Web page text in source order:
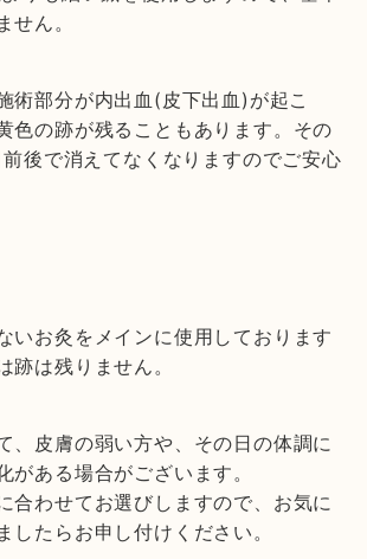
せん。
術部分が内出血(皮下出血)が起こ
色の跡が残ることもあります。その
後で消えてなくなりますのでご安心
いお灸をメインに使用しております
跡は残りません。
、皮膚の弱い方や、その日の体調に
がある場合がございます。
合わせてお選びしますので、お気に
したらお申し付けください。